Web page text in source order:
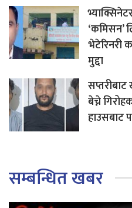
‘कमिसन’
भेटेरिनरी
मुद्दा
सप्तरीबाट
बेच्ने
हाउसबाट
सम्बन्धित खबर